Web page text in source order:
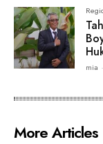
mia -
More Articles